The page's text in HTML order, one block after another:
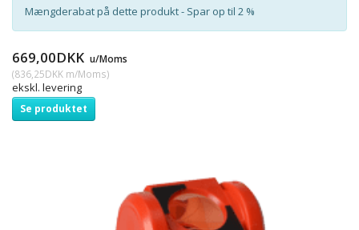
Mængderabat på dette produkt - Spar op til 2 %
669,00DKK u/Moms
(836,25DKK m/Moms)
ekskl. levering
Se produktet